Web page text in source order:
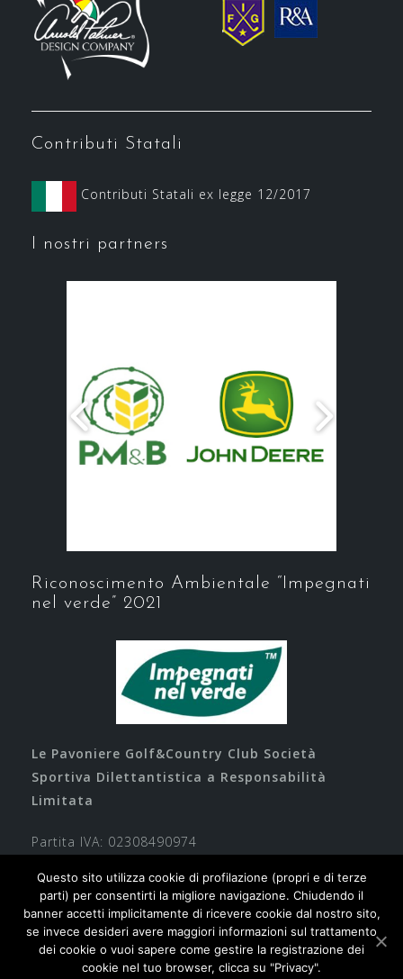
Contributi Statali
Contributi Statali ex legge 12/2017
I nostri partners
Riconoscimento Ambientale “Impegnati
nel verde” 2021
Le Pavoniere Golf&Country Club Società
Sportiva Dilettantistica a Responsabilità
Limitata
Partita IVA: 02308490974
Contatti Privacy Cookie
Questo sito utilizza cookie di profilazione (propri e di terze
parti) per consentirti la migliore navigazione. Chiudendo il
banner accetti implicitamente di ricevere cookie dal nostro sito,
se invece desideri avere maggiori informazioni sul trattamento
dei cookie o vuoi sapere come gestire la registrazione dei
cookie nel tuo browser, clicca su "Privacy".